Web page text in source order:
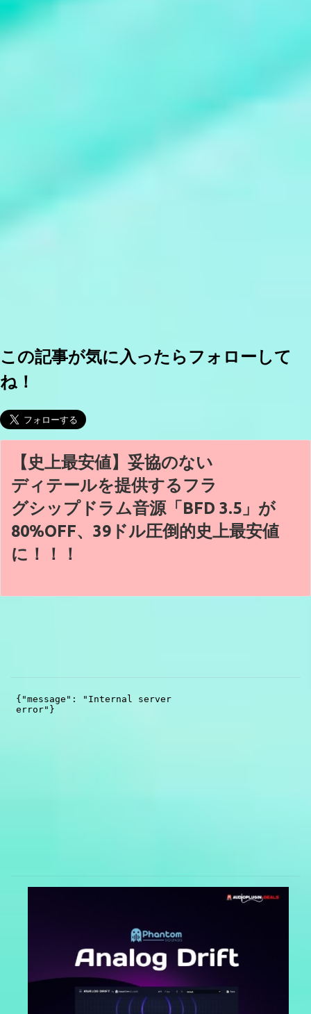
この記事が気に入ったらフォローして
ね！
【史上最安値】妥協のない
ディテールを提供するフラ
グシップドラム音源「BFD 3.5」が
80%OFF、39ドル圧倒的史上最安値
に！！！